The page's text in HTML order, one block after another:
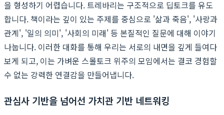
을 형성하기 어렵습니다. 트레바리는 구조적으로 딥토크를 유도
합니다. 책이라는 깊이 있는 주제를 중심으로 '삶과 죽음', '사랑과
관계', '일의 의미', '사회의 미래' 등 본질적인 질문에 대해 이야기
나눕니다. 이러한 대화를 통해 우리는 서로의 내면을 깊게 들여다
보게 되고, 이는 가벼운 스몰토크 위주의 모임에서는 결코 경험할
수 없는 강력한 연결감을 만들어냅니다.
관심사 기반을 넘어선 가치관 기반 네트워킹